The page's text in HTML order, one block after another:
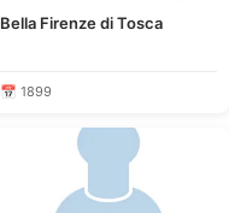
Bella Firenze di Tosca
📅 1899